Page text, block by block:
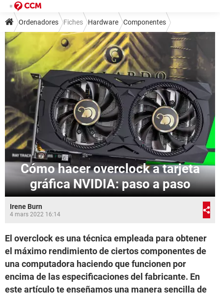
Ordenadores Fiches Hardware Componentes
Cómo hacer overclock a tarjeta
gráfica NVIDIA: paso a paso
Irene Burn
4 mars 2022 16:14
El overclock es una técnica empleada para obtener
el máximo rendimiento de ciertos componentes de
una computadora haciendo que funcionen por
encima de las especificaciones del fabricante. En
este artículo te enseñamos una manera sencilla de